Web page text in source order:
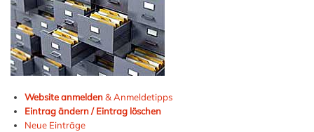
Website anmelden& Anmeldetipps
Eintrag ändern / Eintrag löschen
Neue Einträge